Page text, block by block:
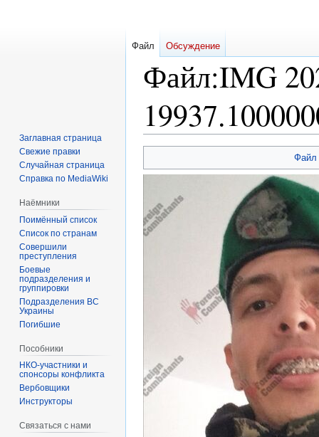
Файл:IMG
к
к
Файл
Файл Обсуждение
Заглавная страница
Свежие правки
Случайная страница
Справка по MediaWiki
Наёмники
Поимённый список
Список по странам
Совершили
преступления
Боевые
подразделения и
группировки
Подразделения ВС
Украины
Погибшие
Пособники
спонсоры конфликта
‏‎Вербовщики
Инструкторы
Связаться с нами